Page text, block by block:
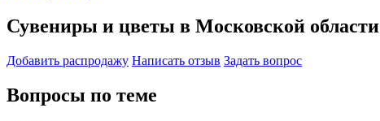
Сувениры и цветы в Московской области
Добавить раcпродажу Написать отзыв Задать вопрос
Вопросы по теме